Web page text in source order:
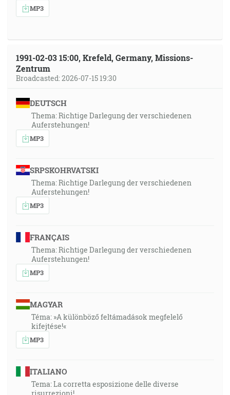
MP3
1991-02-03 15:00, Krefeld, Germany, Missions-
Zentrum
Broadcasted: 2026-07-15 19:30
DEUTSCH
Thema: Richtige Darlegung der verschiedenen
Auferstehungen!
MP3
SRPSKOHRVATSKI
Thema: Richtige Darlegung der verschiedenen
Auferstehungen!
MP3
FRANÇAIS
Thema: Richtige Darlegung der verschiedenen
Auferstehungen!
MP3
MAGYAR
Téma: »A különböző feltámadások megfelelő
kifejtése!«
MP3
ITALIANO
Tema: La corretta esposizione delle diverse